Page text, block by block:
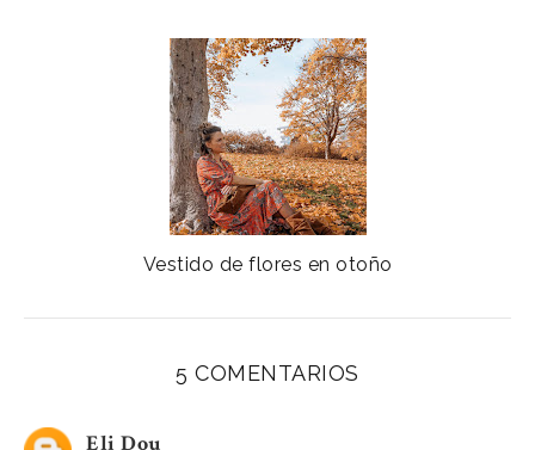
Vestido de flores en otoño
5 COMENTARIOS
Eli Dou